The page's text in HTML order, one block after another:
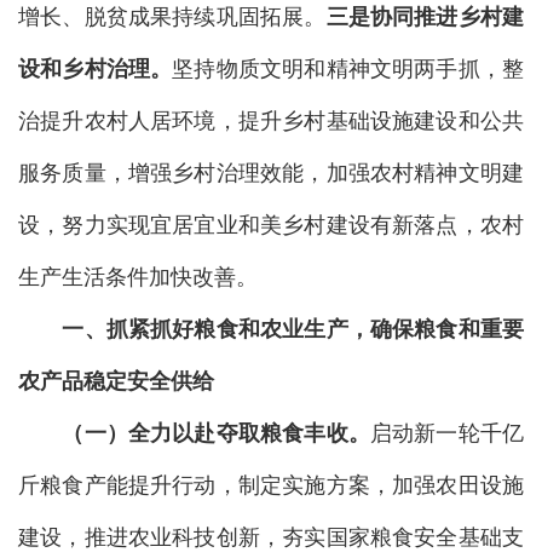
增长、脱贫成果持续巩固拓展。 三是协同推进乡村建
设和乡村治理。 坚持物质文明和精神文明两手抓，整
治提升农村人居环境，提升乡村基础设施建设和公共
服务质量，增强乡村治理效能，加强农村精神文明建
设，努力实现宜居宜业和美乡村建设有新落点，农村
生产生活条件加快改善。
一、抓紧抓好粮食和农业生产，确保粮食和重要
农产品稳定安全供给
（一）全力以赴夺取粮食丰收。 启动新一轮千亿
斤粮食产能提升行动，制定实施方案，加强农田设施
建设，推进农业科技创新，夯实国家粮食安全基础支